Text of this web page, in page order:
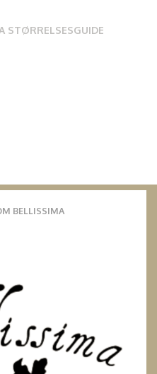
STØRRELSESGUIDE
BELLISSIMA